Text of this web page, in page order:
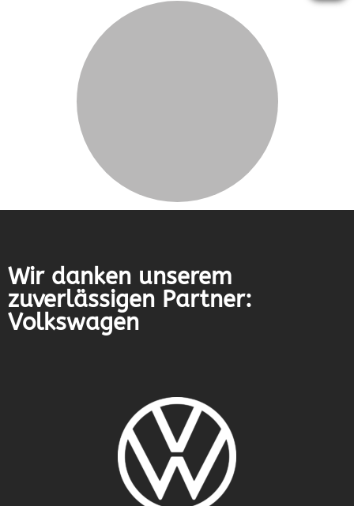
Wir danken unserem
zuverlässigen Partner:
Volkswagen